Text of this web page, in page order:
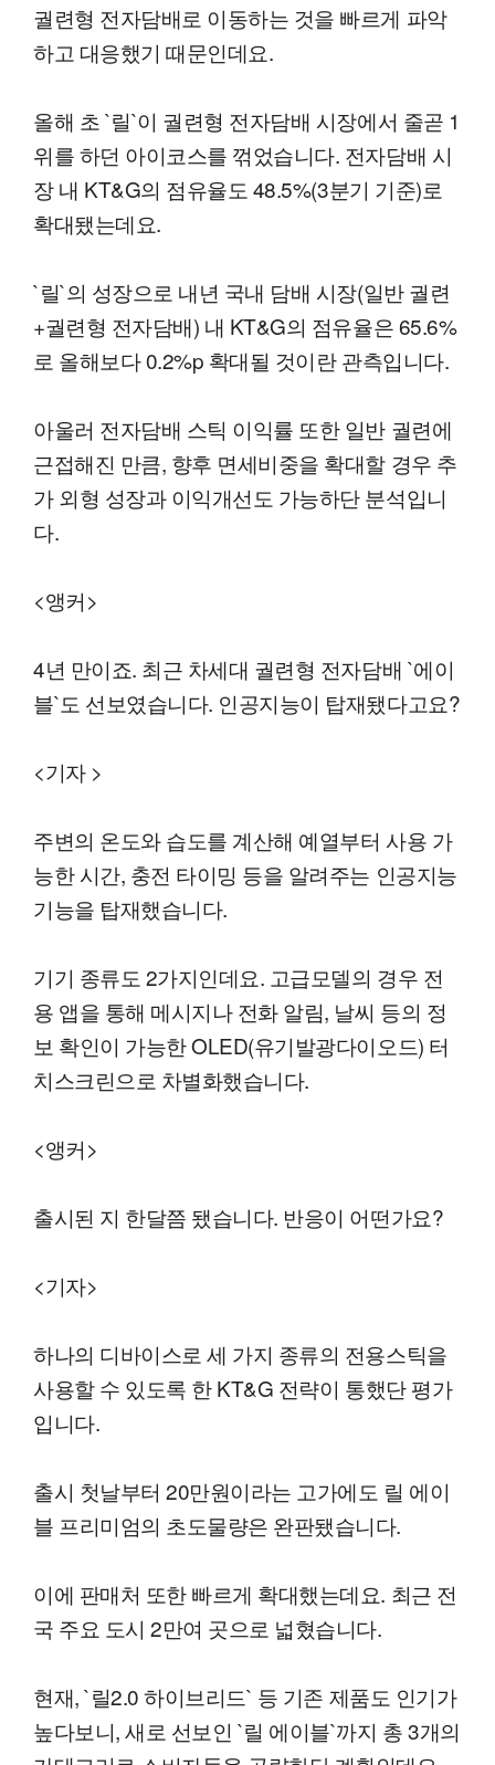
궐련형 전자담배로 이동하는 것을 빠르게 파악
하고 대응했기 때문인데요.
올해 초 `릴`이 궐련형 전자담배 시장에서 줄곧 1
위를 하던 아이코스를 꺾었습니다. 전자담배 시
장 내 KT&G의 점유율도 48.5%(3분기 기준)로
확대됐는데요.
`릴`의 성장으로 내년 국내 담배 시장(일반 궐련
+궐련형 전자담배) 내 KT&G의 점유율은 65.6%
로 올해보다 0.2%p 확대될 것이란 관측입니다.
아울러 전자담배 스틱 이익률 또한 일반 궐련에
근접해진 만큼, 향후 면세비중을 확대할 경우 추
가 외형 성장과 이익개선도 가능하단 분석입니
다.
<앵커>
4년 만이죠. 최근 차세대 궐련형 전자담배 `에이
블`도 선보였습니다. 인공지능이 탑재됐다고요?
<기자 >
주변의 온도와 습도를 계산해 예열부터 사용 가
능한 시간, 충전 타이밍 등을 알려주는 인공지능
기능을 탑재했습니다.
기기 종류도 2가지인데요. 고급모델의 경우 전
용 앱을 통해 메시지나 전화 알림, 날씨 등의 정
보 확인이 가능한 OLED(유기발광다이오드) 터
치스크린으로 차별화했습니다.
<앵커>
출시된 지 한달쯤 됐습니다. 반응이 어떤가요?
<기자>
하나의 디바이스로 세 가지 종류의 전용스틱을
사용할 수 있도록 한 KT&G 전략이 통했단 평가
입니다.
출시 첫날부터 20만원이라는 고가에도 릴 에이
블 프리미엄의 초도물량은 완판됐습니다.
이에 판매처 또한 빠르게 확대했는데요. 최근 전
국 주요 도시 2만여 곳으로 넓혔습니다.
현재, `릴2.0 하이브리드` 등 기존 제품도 인기가
높다보니, 새로 선보인 `릴 에이블`까지 총 3개의